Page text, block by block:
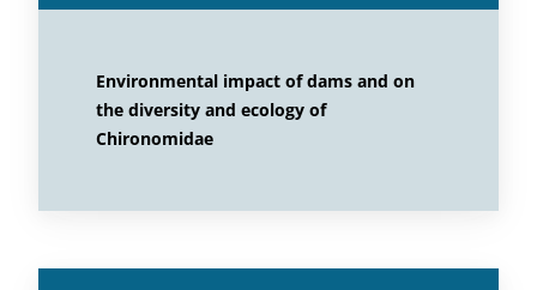
Environmental impact of dams and on
the diversity and ecology of
Chironomidae